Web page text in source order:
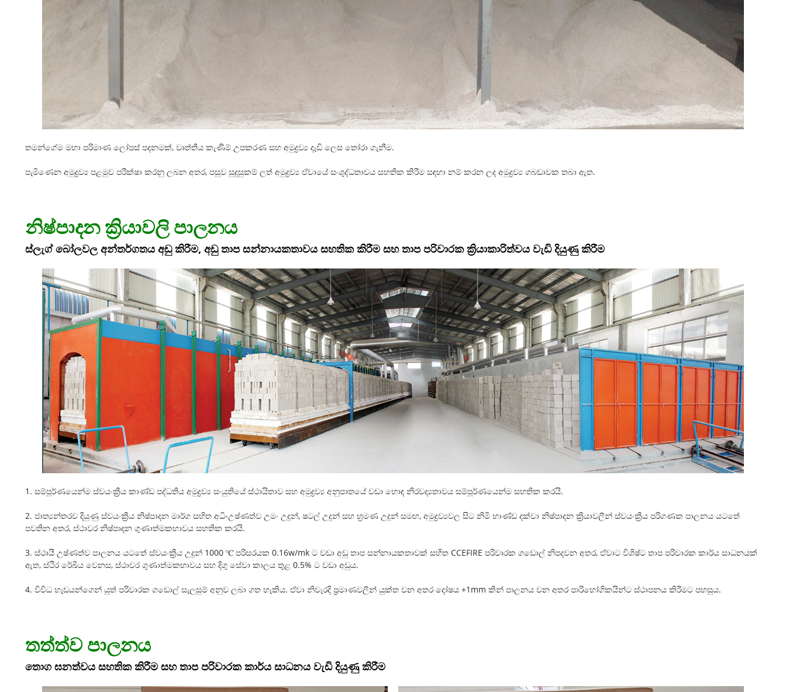
තමන්ගේම මහා පරිමාණ ලෝපස් පදනමක්, වෘත්තීය කැණීම් උපකරණ සහ අමුද්‍රව්‍ය දැඩි ලෙස තෝරා ගැනීම.
පැමිණෙන අමුද්‍රව්‍ය පළමුව පරීක්ෂා කරනු ලබන අතර, පසුව සුදුසුකම් ලත් අමුද්‍රව්‍ය ඒවායේ සංශුද්ධතාවය සහතික කිරීම සඳහා නම් කරන ලද අමුද්‍රව්‍ය ගබඩාවක තබා ඇත.
නිෂ්පාදන ක්‍රියාවලි පාලනය
ස්ලැග් බෝලවල අන්තර්ගතය අඩු කිරීම, අඩු තාප සන්නායකතාවය සහතික කිරීම සහ තාප පරිවාරක ක්‍රියාකාරිත්වය වැඩි දියුණු කිරීම
1. සම්පූර්ණයෙන්ම ස්වයංක්‍රීය කාණ්ඩ පද්ධතිය අමුද්‍රව්‍ය සංයුතියේ ස්ථායිතාව සහ අමුද්‍රව්‍ය අනුපාතයේ වඩා හොඳ නිරවද්‍යතාවය සම්පූර්ණයෙන්ම සහතික කරයි.
2. ජාත්‍යන්තරව දියුණු ස්වයංක්‍රීය නිෂ්පාදන මාර්ග සහිත අධි-උෂ්ණත්ව උමං උදුන්, ෂටල් උදුන් සහ භ්‍රමණ උදුන් සමඟ, අමුද්‍රව්‍යවල සිට නිමි භාණ්ඩ දක්වා නිෂ්පාදන ක්‍රියාවලීන් ස්වයංක්‍රීය පරිගණක පාලනය යටතේ
පවතින අතර, ස්ථාවර නිෂ්පාදන ගුණාත්මකභාවය සහතික කරයි.
3. ස්ථායී උෂ්ණත්ව පාලනය යටතේ ස්වයංක්‍රීය උදුන් 1000 ℃ පරිසරයක 0.16w/mk ට වඩා අඩු තාප සන්නායකතාවක් සහිත CCEFIRE පරිවාරක ගඩොල් නිපදවන අතර, ඒවාට විශිෂ්ට තාප පරිවාරක කාර්ය සාධනයක්
ඇත, ස්ථිර රේඛීය වෙනස, ස්ථාවර ගුණාත්මකභාවය සහ දිගු සේවා කාලය තුළ 0.5% ට වඩා අඩුය.
4. විවිධ හැඩයන්ගෙන් යුත් පරිවාරක ගඩොල් සැලසුම් අනුව ලබා ගත හැකිය. ඒවා නිවැරදි ප්‍රමාණවලින් යුක්ත වන අතර දෝෂය +1mm කින් පාලනය වන අතර පාරිභෝගිකයින්ට ස්ථාපනය කිරීමට පහසුය.
තත්ත්ව පාලනය
තොග ඝනත්වය සහතික කිරීම සහ තාප පරිවාරක කාර්ය සාධනය වැඩි දියුණු කිරීම